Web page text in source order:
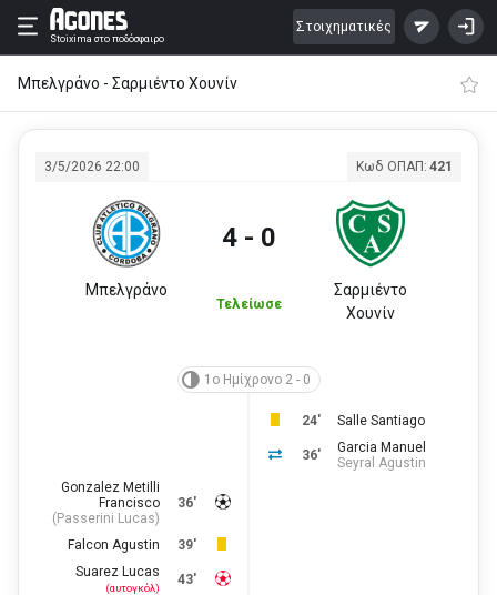
Stoixima στο ποδόσφαιρο
Στοιχηματικές
Μπελγράνο - Σαρμιέντο Χουνίν
3/5/2026 22:00 Κωδ ΟΠΑΠ: 421
Μπελγράνο
4 - 0
Τελείωσε
Σαρμιέντο
Χουνίν
1ο Ημίχρονο 2 - 0
24' Salle Santiago
36'
Garcia Manuel
Seyral Agustin
36'
Gonzalez Metilli
Francisco
( Passerini Lucas)
39'
Falcon Agustin
43'
Suarez Lucas
(αυτογκόλ)